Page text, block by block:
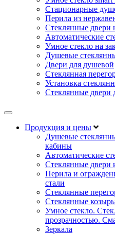
Стационарные
Перила из
Стеклянные двери
Автоматические
Умное стекло на
Душевые
Двери для душевой
Стеклянная
Установка
Стеклянные двери
Продукция и цены
Душевые
кабины
Автоматические
Стеклянные двери
Перила и
стали
Стеклянные
Стеклянные
Умное стекло.
прозрачностью.
Зеркала